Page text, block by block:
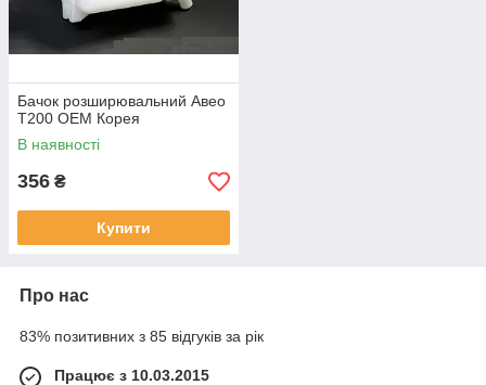
Бачок розширювальний Авео
Т200 OEM Корея
В наявності
356 ₴
Купити
Про нас
83% позитивних з 85 відгуків за рік
Працює з 10.03.2015